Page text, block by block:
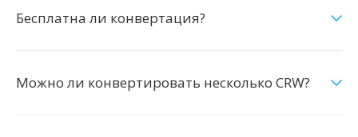
Бесплатна ли конвертация?
Можно ли конвертировать несколько CRW?